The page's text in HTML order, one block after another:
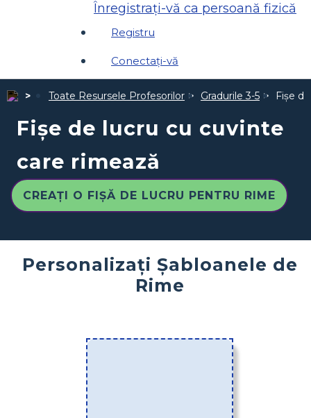
Înregistrați-vă ca persoană fizică
Registru
Conectați-vă
Toate Resursele Profesorilor Gradurile 3-5 Fișe
Fișe de lucru cu cuvinte
care rimează
CREAȚI O FIȘĂ DE LUCRU PENTRU RIME
Personalizați Șabloanele de
Rime